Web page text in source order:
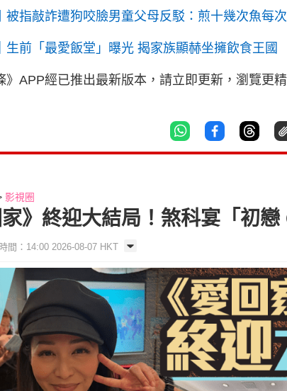
被指敲詐遭狗咬臉男童父母反駁：煎十幾次魚每
生前「最愛飯堂」曝光 揭家族顯赫坐擁飲食王國
》APP經已推出最新版本，請立即更新，瀏覽更精
影視圈
家》終迎大結局！煞科宴「初
間：14:00 2026-08-07 HKT